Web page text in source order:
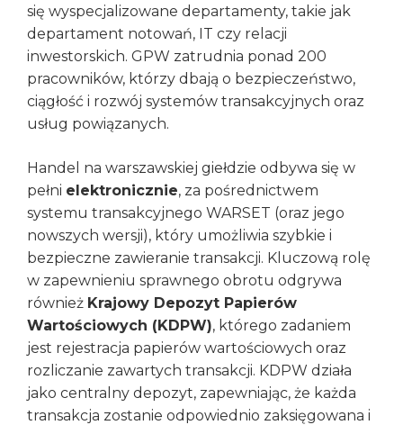
się wyspecjalizowane departamenty, takie jak
departament notowań, IT czy relacji
inwestorskich. GPW zatrudnia ponad 200
pracowników, którzy dbają o bezpieczeństwo,
ciągłość i rozwój systemów transakcyjnych oraz
usług powiązanych.
Handel na warszawskiej giełdzie odbywa się w
pełni elektronicznie, za pośrednictwem
systemu transakcyjnego WARSET (oraz jego
nowszych wersji), który umożliwia szybkie i
bezpieczne zawieranie transakcji. Kluczową rolę
w zapewnieniu sprawnego obrotu odgrywa
również Krajowy Depozyt Papierów
Wartościowych (KDPW), którego zadaniem
jest rejestracja papierów wartościowych oraz
rozliczanie zawartych transakcji. KDPW działa
jako centralny depozyt, zapewniając, że każda
transakcja zostanie odpowiednio zaksięgowana i